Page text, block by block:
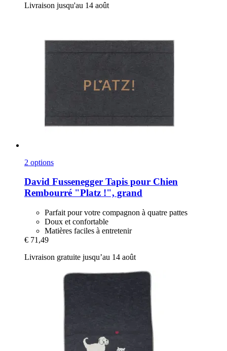
Livraison jusqu'au 14 août
2 options
David Fussenegger Tapis pour Chien
Rembourré "Platz !", grand
Parfait pour votre compagnon à quatre pattes
Doux et confortable
Matières faciles à entretenir
€ 71,49
Livraison gratuite jusqu’au 14 août